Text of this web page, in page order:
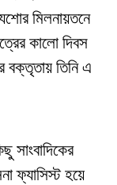
মিলনায়তনে
কালো দিবস
বক্তৃতায় তিনি এ
সাংবাদিকের
ফ্যাসিস্ট হয়ে